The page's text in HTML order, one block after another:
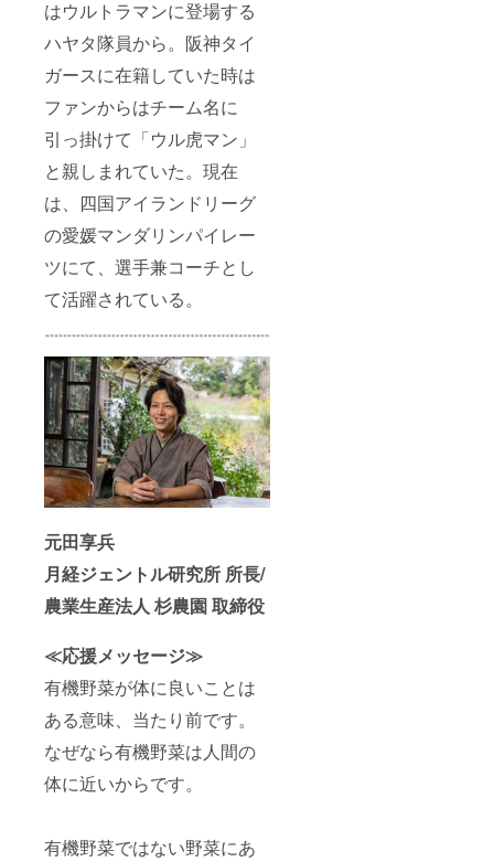
はウルトラマンに登場する
ハヤタ隊員から。阪神タイ
ガースに在籍していた時は
ファンからはチーム名に
引っ掛けて「ウル虎マン」
と親しまれていた。現在
は、四国アイランドリーグ
の愛媛マンダリンパイレー
ツにて、選手兼コーチとし
て活躍されている。
元田享兵
月経ジェントル研究所 所長/
農業生産法人 杉農園 取締役
≪応援メッセージ≫
有機野菜が体に良いことは
ある意味、当たり前です。
なぜなら有機野菜は人間の
体に近いからです。
有機野菜ではない野菜にあ